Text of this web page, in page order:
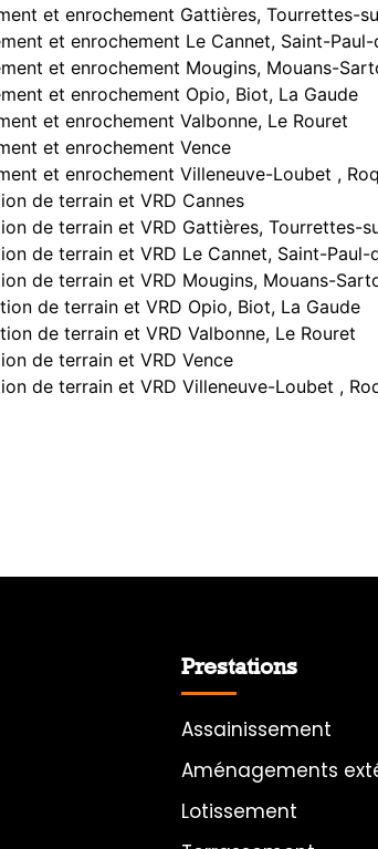
et enrochement Gattières, Tourrettes-
et enrochement Le Cannet, Saint-
et enrochement Mougins, Mouans-
et enrochement Opio, Biot, La Gaude
et enrochement Valbonne, Le Rouret
et enrochement Vence
et enrochement Villeneuve-Loubet ,
de terrain et VRD Cannes
de terrain et VRD Gattières, Tourrettes-
de terrain et VRD Le Cannet, Saint-Paul-
de terrain et VRD Mougins, Mouans-
de terrain et VRD Opio, Biot, La Gaude
de terrain et VRD Valbonne, Le Rouret
de terrain et VRD Vence
de terrain et VRD Villeneuve-Loubet ,
Prestations
Assainissement
Aménagements
Lotissement